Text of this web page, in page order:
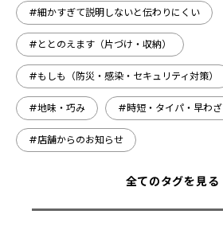
#細かすぎて説明しないと伝わりにくい
#ととのえます（片づけ・収納）
#もしも（防災・感染・セキュリティ対策）
#地味・巧み #時短・タイパ・早わざ
#店舗からのお知らせ
全てのタグを見る